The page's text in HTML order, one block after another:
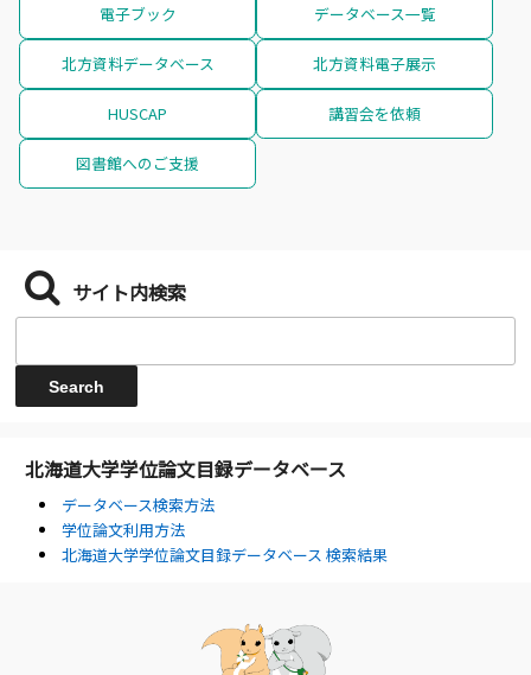
電子ブック データベース一覧
北方資料データベース 北方資料電子展示
HUSCAP 講習会を依頼
図書館へのご支援
サイト内検索
北海道大学学位論文目録データベース
データベース検索方法
学位論文利用方法
北海道大学学位論文目録データベース 検索結果